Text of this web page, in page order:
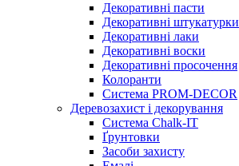
Декоративні пасти
Декоративні штукатурки
Декоративні лаки
Декоративні воски
Декоративні просочення
Колоранти
Система PROM-DECOR
Деревозахист і декорування
Система Chalk-IT
Ґрунтовки
Засоби захисту